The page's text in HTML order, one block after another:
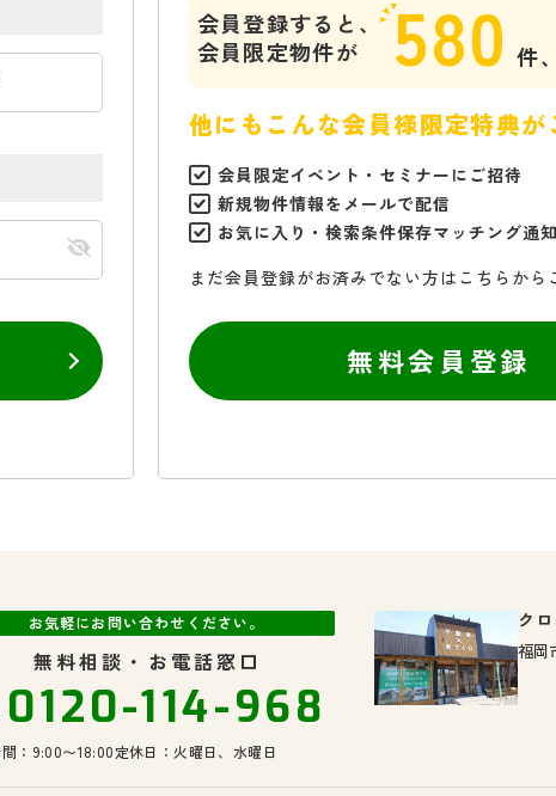
会員登録すると、
会員限定物件が
580 件、
他にもこんな会員様限定特典が
会員限定イベント・セミナーにご招待
新規物件情報をメールで配信
お気に入り・検索条件保存マッチング通
まだ会員登録がお済みでない方はこちらから
無料会員登録
お気軽にお問い合わせください。
無料相談・お電話窓口
0120-114-968
：9:00〜18:00定休日：火曜日、水曜日
ク
福岡